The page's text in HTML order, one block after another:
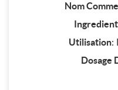
Nom
Utilisation:
Dosage